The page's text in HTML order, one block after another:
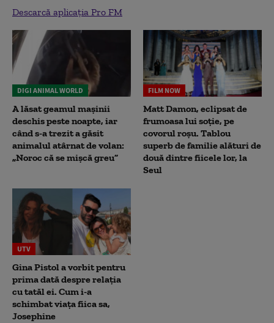
Descarcă aplicația Pro FM
DIGI ANIMAL WORLD
A lăsat geamul mașinii
deschis peste noapte, iar
când s-a trezit a găsit
animalul atârnat de volan:
„Noroc că se mișcă greu”
FILM NOW
Matt Damon, eclipsat de
frumoasa lui soție, pe
covorul roșu. Tablou
superb de familie alături de
două dintre fiicele lor, la
Seul
UTV
Gina Pistol a vorbit pentru
prima dată despre relația
cu tatăl ei. Cum i-a
schimbat viața fiica sa,
Josephine